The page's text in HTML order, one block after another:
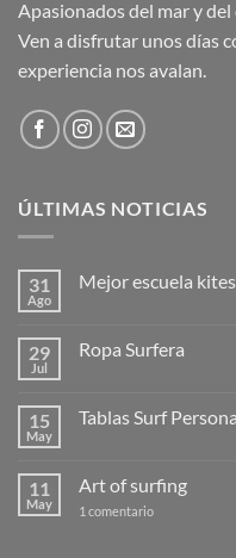
Apasionados del mar y
Ven a disfrutar unos días
experiencia nos avalan.
ÚLTIMAS NOTICIAS
31
Ago
Mejor escuela
en
Tarifa
29
Jul
Ropa Surfera
en
15
May
Tablas Surf
en
Surf
11
May
Art of surfing
1 comentarioen